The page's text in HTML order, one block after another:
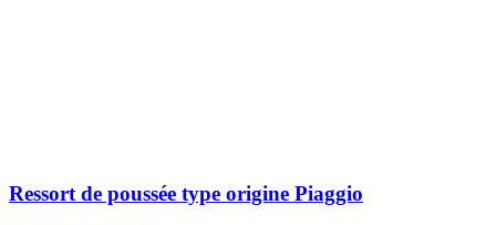
Ressort de poussée type origine Piaggio